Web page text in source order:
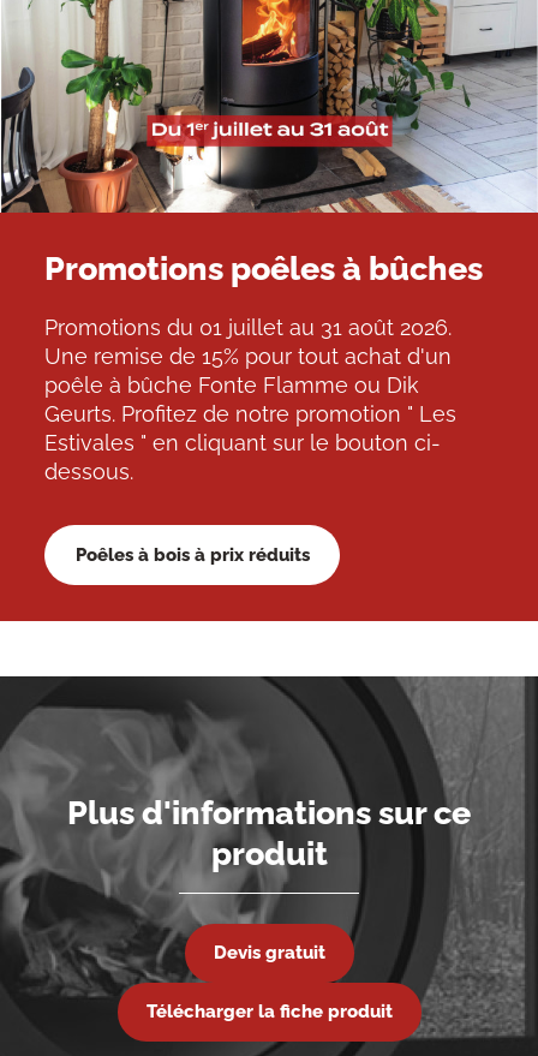
Promotions poêles à bûches
Promotions du 01 juillet au 31 août 2026.
Une remise de 15% pour tout achat d'un
poêle à bûche Fonte Flamme ou Dik
Geurts. Profitez de notre promotion " Les
Estivales " en cliquant sur le bouton ci-
dessous.
Poêles à bois à prix réduits
Plus d'informations sur ce
produit
Devis gratuit
Télécharger la fiche produit